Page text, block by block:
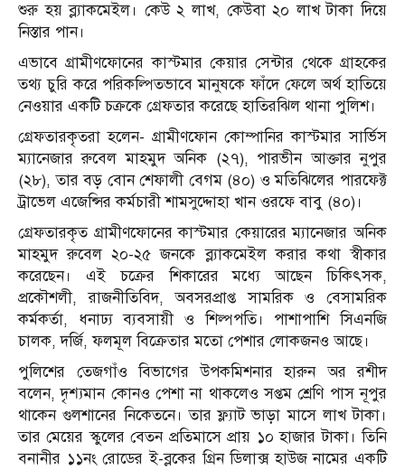
শুরু হয় ব্ল্যাকমেইল। কেউ ২ লাখ, কেউবা ২০ লাখ টাকা দিয়ে
নিস্তার পান।
এভাবে গ্রামীণফোনের কাস্টমার কেয়ার সেন্টার থেকে গ্রাহকের
তথ্য চুরি করে পরিকল্পিতভাবে মানুষকে ফাঁদে ফেলে অর্থ হাতিয়ে
নেওয়ার একটি চক্রকে গ্রেফতার করেছে হাতিরঝিল থানা পুলিশ।
গ্রেফতারকৃতরা হলেন- গ্রামীণফোন কোম্পানির কাস্টমার সার্ভিস
ম্যানেজার রুবেল মাহমুদ অনিক (২৭), পারভীন আক্তার নুপুর
(২৮), তার বড় বোন শেফালী বেগম (৪০) ও মতিঝিলের পারফেক্ট
ট্রাভেল এজেন্সির কর্মচারী শামসুদ্দোহা খান ওরফে বাবু (৪০)।
গ্রেফতারকৃত গ্রামীণফোনের কাস্টমার কেয়ারের ম্যানেজার অনিক
মাহমুদ রুবেল ২০-২৫ জনকে ব্ল্যাকমেইল করার কথা স্বীকার
করেছেন। এই চক্রের শিকারের মধ্যে আছেন চিকিৎসক,
প্রকৌশলী, রাজনীতিবিদ, অবসরপ্রাপ্ত সামরিক ও বেসামরিক
কর্মকর্তা, ধনাঢ্য ব্যবসায়ী ও শিল্পপতি। পাশাপাশি সিএনজি
চালক, দর্জি, ফলমূল বিক্রেতার মতো পেশার লোকজনও আছে।
পুলিশের তেজগাঁও বিভাগের উপকমিশনার হারুন অর রশীদ
বলেন, দৃশ্যমান কোনও পেশা না থাকলেও সপ্তম শ্রেণি পাস নূপুর
থাকেন গুলশানের নিকেতনে। তার ফ্ল্যাট ভাড়া মাসে লাখ টাকা।
তার মেয়ের স্কুলের বেতন প্রতিমাসে প্রায় ১০ হাজার টাকা। তিনি
বনানীর ১১নং রোডের ই-ব্লকের গ্রিন ডিলাক্স হাউজ নামের একটি